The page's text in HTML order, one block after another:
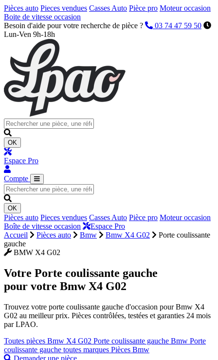
Pièces auto Pieces vendues Casses Auto Pièce pro Moteur occasion
Boite de vitesse occasion
Besoin d'aide pour votre recherche de pièce ?
03 74 47 59 50
Lun-Ven 9h-18h
OK
Espace Pro
Compte
OK
Pièces auto Pieces vendues Casses Auto Pièce pro Moteur occasion
Boîte de vitesse occasion
Espace Pro
Accueil
Pièces auto Bmw Bmw X4 G02
Porte coulissante
gauche
BMW X4 G02
Votre Porte coulissante gauche
pour votre Bmw X4 G02
Trouvez votre porte coulissante gauche d'occasion pour Bmw X4
G02 au meilleur prix. Pièces contrôlées, testées et garanties 24 mois
par LPAO.
Toutes pièces Bmw X4 G02 Porte coulissante gauche Bmw Porte
coulissante gauche toutes marques Pièces Bmw
Demander une pièce